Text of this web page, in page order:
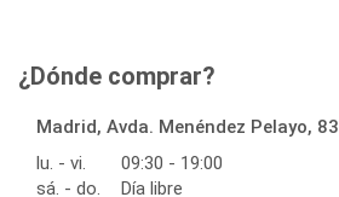
¿Dónde comprar?
Madrid, Avda. Menéndez Pelayo, 83
lu. - vi.
09:30 - 19:00
sá. - do.
Día libre